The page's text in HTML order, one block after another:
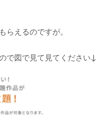
らえるのですが。
で図で見て見てください↓